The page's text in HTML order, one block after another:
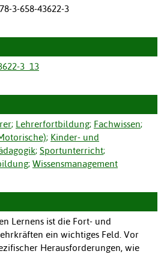
3-658-43622-3
3_13
; Lehrerfortbildung; Fachwissen;
; Kinder- und
; Sportunterricht;
; Wissensmanagement
Lernens ist die Fort- und
ein wichtiges Feld. Vor
Herausforderungen, wie